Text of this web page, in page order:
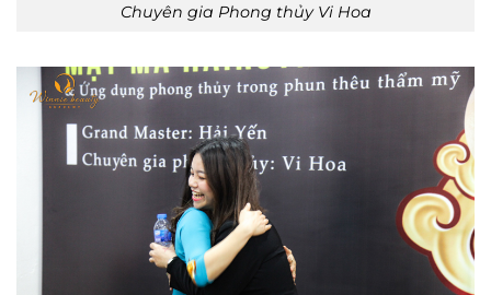
Chuyên gia Phong thủy Vi Hoa